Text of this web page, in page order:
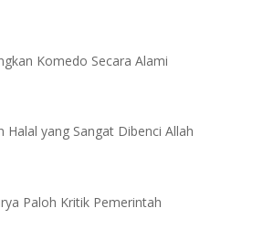
Komedo Secara Alami
Halal yang Sangat Dibenci Allah
Paloh Kritik Pemerintah